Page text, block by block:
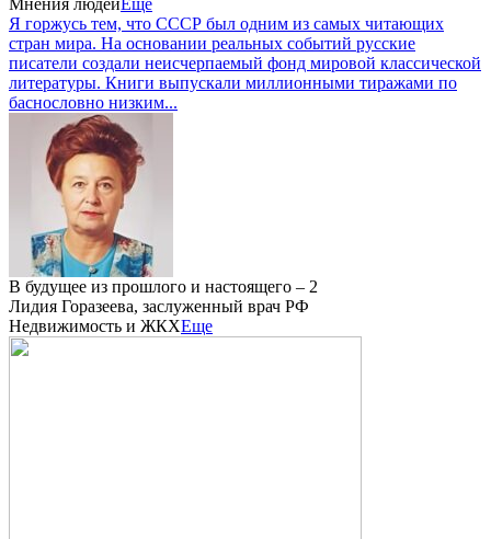
Мнения людейЕще
Я горжусь тем, что СССР был одним из самых читающих
стран мира. На основании реальных событий русские
писатели создали неисчерпаемый фонд мировой классической
литературы. Книги выпускали миллионными тиражами по
баснословно низким...
В будущее из прошлого и настоящего – 2
Лидия Горазеева, заслуженный врач РФ
Недвижимость и ЖКХЕще